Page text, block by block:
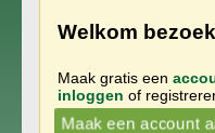
Welkom
Maak gratis een
inloggen of
Maak een account